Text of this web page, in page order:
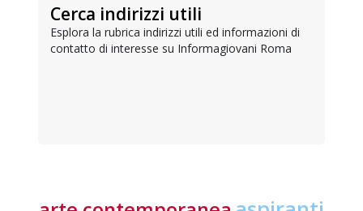
Cerca indirizzi utili
Esplora la rubrica indirizzi utili ed informazioni di
contatto di interesse su Informagiovani Roma